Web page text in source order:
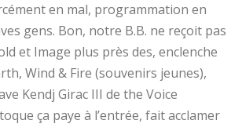
en mal, programmation en
gens. Bon, notre B.B. ne reçoit pas
et Image plus près des, enclenche
Wind & Fire (souvenirs jeunes),
Kendj Girac III de the Voice
ça paye à l’entrée, fait acclamer